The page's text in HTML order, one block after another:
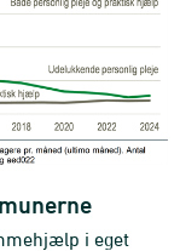
i eget